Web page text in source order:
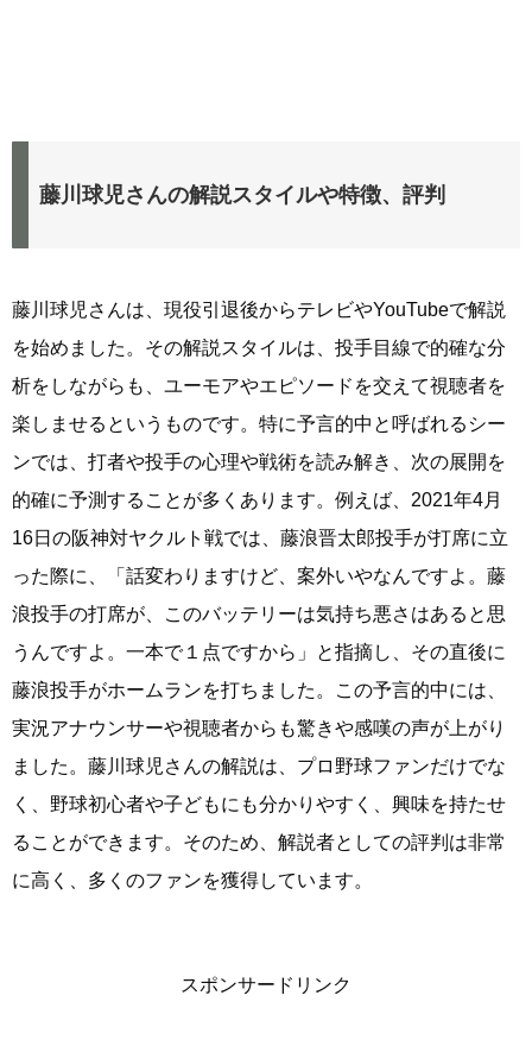
藤川球児さんの解説スタイルや特徴、評判
藤川球児さんは、現役引退後からテレビやYouTubeで解説
を始めました。その解説スタイルは、投手目線で的確な分
析をしながらも、ユーモアやエピソードを交えて視聴者を
楽しませるというものです。特に予言的中と呼ばれるシー
ンでは、打者や投手の心理や戦術を読み解き、次の展開を
的確に予測することが多くあります。例えば、2021年4月
16日の阪神対ヤクルト戦では、藤浪晋太郎投手が打席に立
った際に、「話変わりますけど、案外いやなんですよ。藤
浪投手の打席が、このバッテリーは気持ち悪さはあると思
うんですよ。一本で１点ですから」と指摘し、その直後に
藤浪投手がホームランを打ちました。この予言的中には、
実況アナウンサーや視聴者からも驚きや感嘆の声が上がり
ました。藤川球児さんの解説は、プロ野球ファンだけでな
く、野球初心者や子どもにも分かりやすく、興味を持たせ
ることができます。そのため、解説者としての評判は非常
に高く、多くのファンを獲得しています。
スポンサードリンク